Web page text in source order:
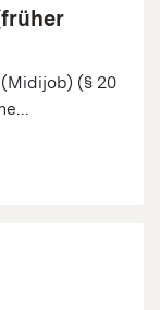
(§ 20